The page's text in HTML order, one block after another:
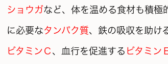
ショウガなど、 体を温める食材も積極
に必要なタンパク質、鉄の吸収を助け
ビタミンＣ 、血行を促進する ビタミン